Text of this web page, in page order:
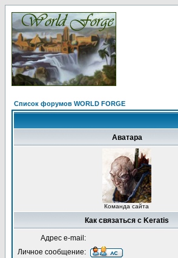
Список форумов WORLD FORGE
Аватара
Команда сайта
Как связаться с Keratis
Адрес e-mail:
Личное сообщение: